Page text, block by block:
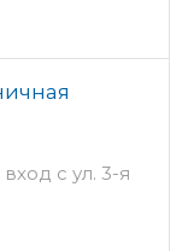
с ул. 3-я